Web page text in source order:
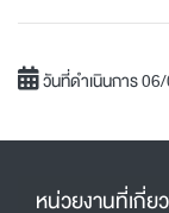
วันที่ดำเนินการ
หน่วยงานที่เกี่ย